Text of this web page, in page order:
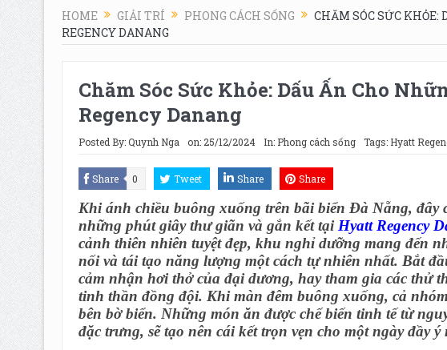
HOME GIẢI TRÍ PHONG CÁCH SỐNG
CHĂM SÓC SỨC KHỎE:
REGENCY DANANG
Chăm Sóc Sức Khỏe: Dấu Ấn Cho
Regency Danang
Posted By:Quynh Nga on: 25/12/2024 In: Phong cách sống Tags: Hyatt
Share 0 Tweet Share Share
Khi ánh chiều buông xuống trên bãi biển Đà Nẵng,
những phút giây thư giãn và gắn kết tại Hyatt Regency
cảnh thiên nhiên tuyệt đẹp, khu nghỉ dưỡng mang đến
nối và tái tạo năng lượng một cách tự nhiên nhất. Bắt
cảm nhận hơi thở của đại dương, hay tham gia các thử
tinh thần đồng đội. Khi màn đêm buông xuống, cả
bên bờ biển. Những món ăn được chế biến tinh tế từ
đặc trưng, sẽ tạo nên cái kết trọn vẹn cho một ngày đầy ý